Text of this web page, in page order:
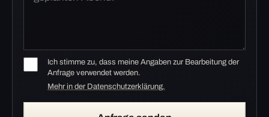
Ich stimme zu, dass meine Angaben zur Bearbeitung der
Anfrage verwendet werden.
Mehr in der Datenschutzerklärung.